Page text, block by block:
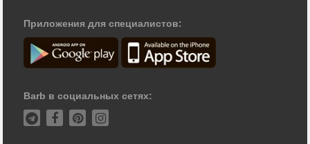
Приложения для специалистов:
Barb в социальных сетях: